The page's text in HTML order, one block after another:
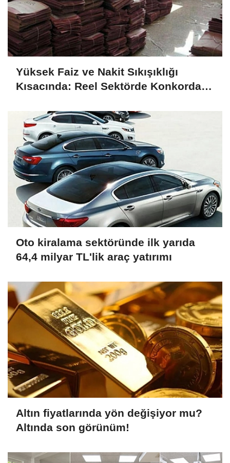
Yüksek Faiz ve Nakit Sıkışıklığı
Kısacında: Reel Sektörde Konkordato
Oto kiralama sektöründe ilk yarıda
64,4 milyar TL'lik araç yatırımı
Altın fiyatlarında yön değişiyor mu?
Altında son görünüm!